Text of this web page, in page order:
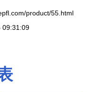
product/55.html
09:31:09